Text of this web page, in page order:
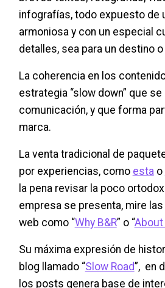
infografías, todo expuesto de
armoniosa y con un especial
detalles, sea para un destino
La coherencia en los
estrategia “slow down” que
comunicación, y que forma
marca.
La venta tradicional de
por experiencias, como estao
la pena revisar la poco
empresa se presenta, mire
web como “Why B&R” o “About
Su máxima expresión de
blog llamado “Slow Road”, en
los posts genera base de